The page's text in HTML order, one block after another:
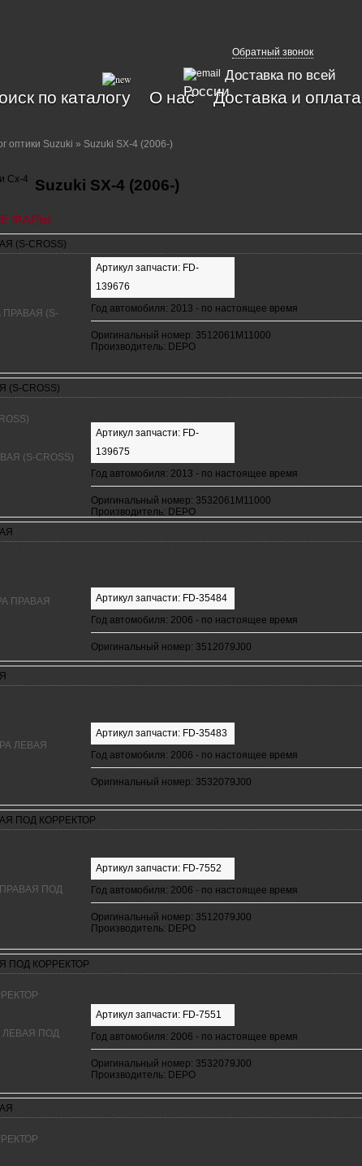
Обратный звонок
Доставка по всей
России
по каталогу О нас Доставка и оплата
оптики Suzuki » Suzuki SX-4 (2006-)
Suzuki SX-4 (2006-)
ФАРЫ
(S-CROSS)
Артикул запчасти: FD-
139676
Год автомобиля: 2013 - по настоящее время
Оригинальный номер: 3512061M11000
Производитель: DEPO
(S-CROSS)
Артикул запчасти: FD-
139675
Год автомобиля: 2013 - по настоящее время
Оригинальный номер: 3532061M11000
Производитель: DEPO
Артикул запчасти: FD-35484
Год автомобиля: 2006 - по настоящее время
Оригинальный номер: 3512079J00
Артикул запчасти: FD-35483
Год автомобиля: 2006 - по настоящее время
Оригинальный номер: 3532079J00
ПОД КОРРЕКТОР
Артикул запчасти: FD-7552
Год автомобиля: 2006 - по настоящее время
Оригинальный номер: 3512079J00
Производитель: DEPO
ПОД КОРРЕКТОР
Артикул запчасти: FD-7551
Год автомобиля: 2006 - по настоящее время
Оригинальный номер: 3532079J00
Производитель: DEPO